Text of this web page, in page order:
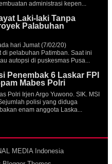
administrasi kepen...
Laki-laki Tanpa
Palabuhan
hari Jumat (7/02/20)
di pelabuhan Patimban. Saat ini
autopsi di puskesmas Pusa...
Penembak 6 Laskar FPI
Mabes Polri
Polri Irjen Argo Yuwono. SIK. MSI
polisi yang diduga
enam anggota Laska...
MEDIA Indonesia